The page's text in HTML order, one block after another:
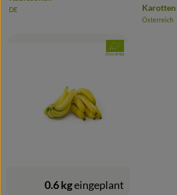
, Herkunft:
DE Karotten
, Herkunft:
Österreich
0.6 kgeingeplant
, Verband:
, Kontrollstelle:
ÖKO-AT-402